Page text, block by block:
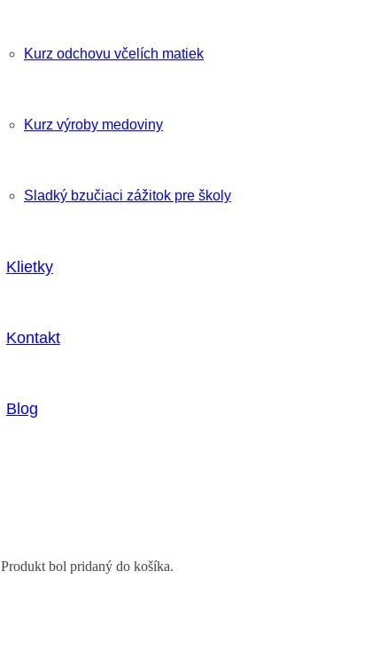
Kurz odchovu včelích matiek
Kurz výroby medoviny
Sladký bzučiaci zážitok pre školy
Klietky
Kontakt
Blog
Produkt bol pridaný do košíka.